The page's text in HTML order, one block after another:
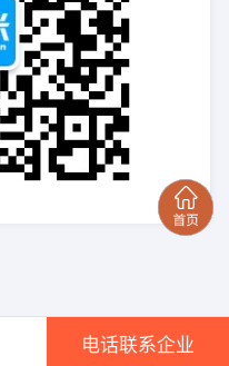
电话联系企业